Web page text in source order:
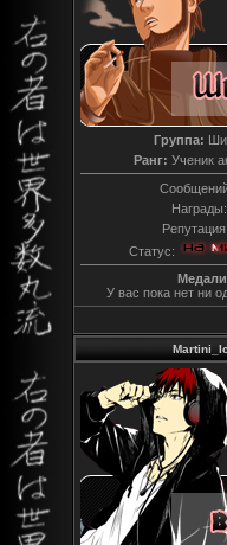
Группа:
Ранг: Ученик
Награды:
Репутация:
Статус:
У вас пока нет ни